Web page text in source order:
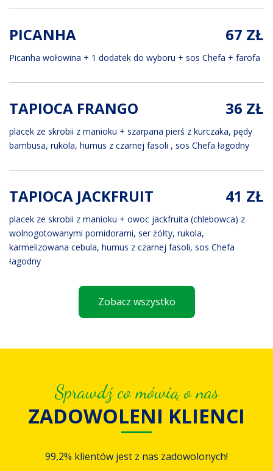
PICANHA 67 ZŁ
Picanha wołowina + 1 dodatek do wyboru + sos Chefa + farofa
TAPIOCA FRANGO 36 ZŁ
placek ze skrobii z manioku + szarpana pierś z kurczaka, pędy
bambusa, rukola, humus z czarnej fasoli , sos Chefa łagodny
TAPIOCA JACKFRUIT 41 ZŁ
placek ze skrobii z manioku + owoc jackfruita (chlebowca) z
wolnogotowanymi pomidorami, ser żółty, rukola,
karmelizowana cebula, humus z czarnej fasoli, sos Chefa
łagodny
Zobacz wszystko
Sprawdź co mówią o nas
ZADOWOLENI KLIENCI
99,2% klientów jest z nas zadowolonych!